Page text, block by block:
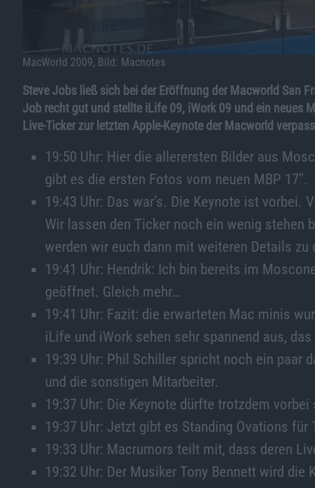
MacWorld 2009, Bild: Macnotes
Steve Jobs ließ sich bei der Eröffnung der Macworld San
Job recht gut und stellte iLife 09, iWork 09 und ein neues
Live-Ticker zur letzten Apple-Keynote der Macworld
19:50 Uhr: Hier die allerersten Bilder aus
gibt es die ersten Fotos vom neuen MBP 17″.
19:43 Uhr: Das war’s. Die Keynote ist
Wir lassen den Ticker noch ein wenig
werden wir euch dann mit weiteren Details
19:41 Uhr: Hendrik: Ich bin bereits im
geöffnet. Gleich mehr…
19:41 Uhr: Fazit: die erwarteten Mac minis
iLife und iWork sehen sehr spannend aus,
19:39 Uhr: Phil Schiller spricht noch ein paar
und die sonstigen Mitarbeiter.
19:37 Uhr: Die Keynote dürfte trotzdem vorbei
19:37 Uhr: Jetzt gibt es Standing Ovations für
19:33 Uhr: Macrumors teilt mit, dass deren
19:32 Uhr: Der Musiker Tony Bennett wird